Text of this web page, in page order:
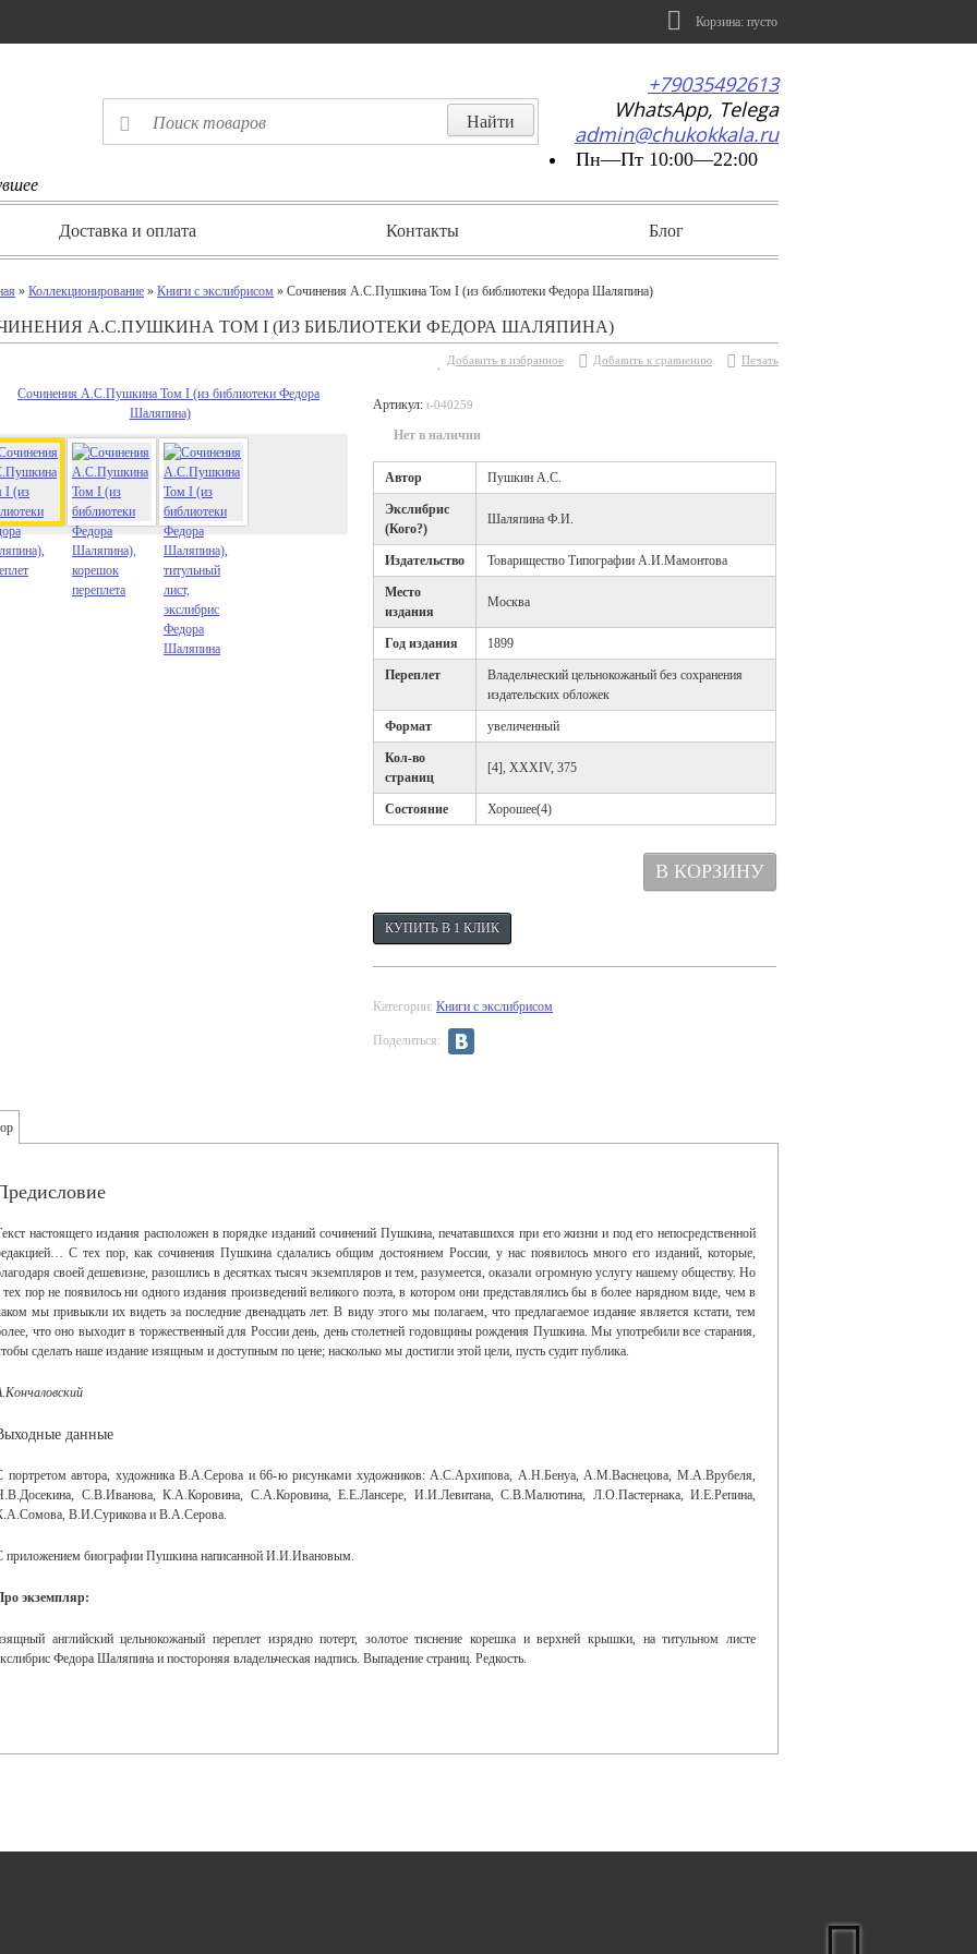
Корзина: пусто
+79035492613
WhatsApp, Telega
admin@chukokkala.ru
Пн—Пт 10:00—22:00
Доставка и оплата Контакты Блог
» Коллекционирование » Книги с экслибрисом » Сочинения А.С.Пушкина Том I (из библиотеки Федора Шаляпина)
А.С.ПУШКИНА ТОМ I (ИЗ БИБЛИОТЕКИ ФЕДОРА ШАЛЯПИНА)
Добавить в избранное Добавить к сравнению Печать
Артикул: t-040259
Нет в наличии
Автор Пушкин А.С.
Экслибрис
(Кого?)
Шаляпина Ф.И.
Издательство Товарищество Типографии А.И.Мамонтова
Место
издания
Москва
Год издания 1899
Переплет
Владельческий цельнокожаный без сохранения
издательских обложек
Формат увеличенный
Кол-во
страниц
[4], XXXIV, 375
Состояние Хорошее(4)
Категории: Книги с экслибрисом
Поделиться:
настоящего издания расположен в порядке изданий сочинений Пушкина, печатавшихся при его жизни и под его непосредственной
С тех пор, как сочинения Пушкина сдалались общим достоянием России, у нас появилось много его изданий, которые,
своей дешевизне, разошлись в десятках тысяч экземпляров и тем, разумеется, оказали огромную услугу нашему обществу. Но
тех пор не появилось ни одного издания произведений великого поэта, в котором они представлялись бы в более нарядном виде, чем в
мы привыкли их видеть за последние двенадцать лет. В виду этого мы полагаем, что предлагаемое издание является кстати, тем
что оно выходит в торжественный для России день, день столетней годовщины рождения Пушкина. Мы употребили все старания,
сделать наше издание изящным и доступным по цене; насколько мы достигли этой цели, пусть судит публика.
данные
портретом автора, художника В.А.Серова и 66-ю рисунками художников: А.С.Архипова, А.Н.Бенуа, А.М.Васнецова, М.А.Врубеля,
С.В.Иванова, К.А.Коровина, С.А.Коровина, Е.Е.Лансере, И.И.Левитана, С.В.Малютина, Л.О.Пастернака, И.Е.Репина,
В.И.Сурикова и В.А.Серова.
приложением биографии Пушкина написанной И.И.Ивановым.
экземпляр:
английский цельнокожаный переплет изрядно потерт, золотое тиснение корешка и верхней крышки, на титульном листе
Федора Шаляпина и постороняя владельческая надпись. Выпадение страниц. Редкость.